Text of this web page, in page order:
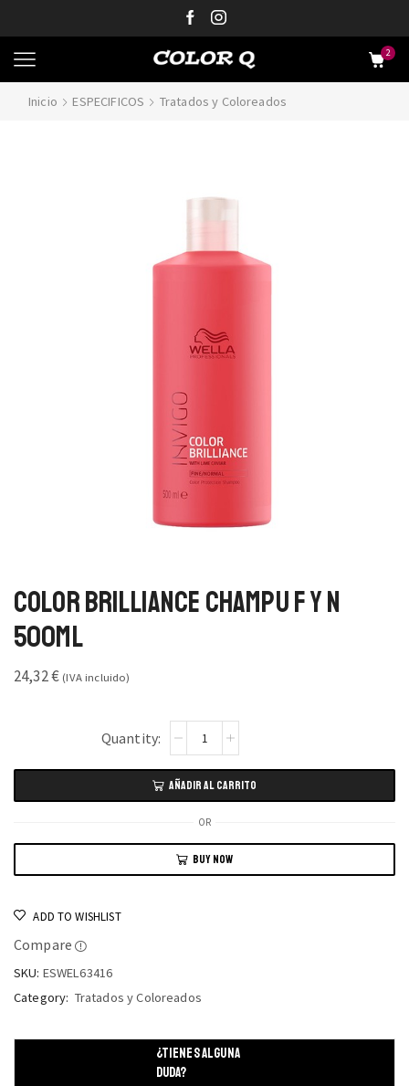
2
Inicio ESPECIFICOS Tratados y Coloreados
Color Brilliance Champu F y N
500ml
24,32€ (IVA incluido)
AÑADIR AL CARRITO
OR
BUY NOW
ADD TO WISHLIST
Compare
SKU: ESWEL63416
Category: Tratados y Coloreados
¿TIENES ALGUNA
DUDA?